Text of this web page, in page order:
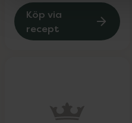
Köp via
recept